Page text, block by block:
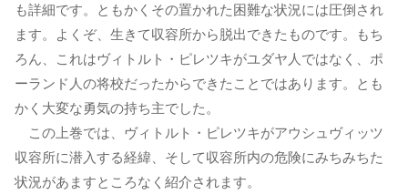
も詳細です。ともかくその置かれた困難な状況には圧倒され
ます。よくぞ、生きて収容所から脱出できたものです。もち
ろん、これはヴィトルト・ピレツキがユダヤ人ではなく、ポ
ーランド人の将校だったからできたことではあります。とも
かく大変な勇気の持ち主でした。
この上巻では、ヴィトルト・ピレツキがアウシュヴィッツ
収容所に潜入する経緯、そして収容所内の危険にみちみちた
状況があますところなく紹介されます。